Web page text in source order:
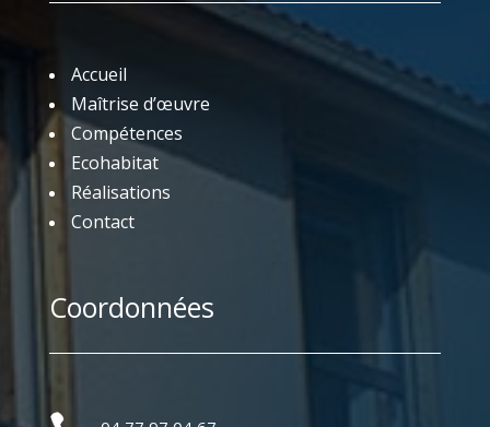
Accueil
Maîtrise d’œuvre
Compétences
Ecohabitat
Réalisations
Contact
Coordonnées